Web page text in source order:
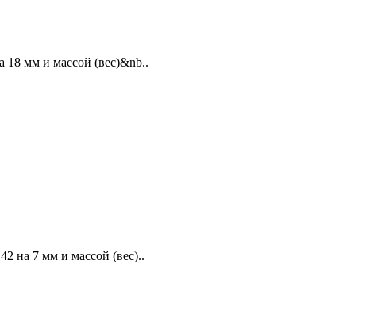
18 мм и массой (вес)&nb..
на 7 мм и массой (вес)..